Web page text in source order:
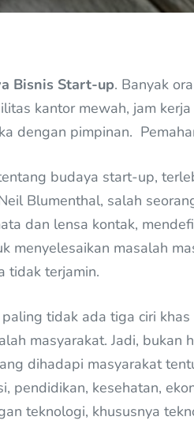
Bisnis Start-up. Banyak
kantor mewah, jam
dengan pimpinan.
budaya start-up,
Blumenthal, salah
dan lensa kontak,
menyelesaikan masalah
tidak terjamin.
tidak ada tiga ciri
masyarakat. Jadi, bukan
dihadapi masyarakat
pendidikan, kesehatan,
teknologi, khususnya